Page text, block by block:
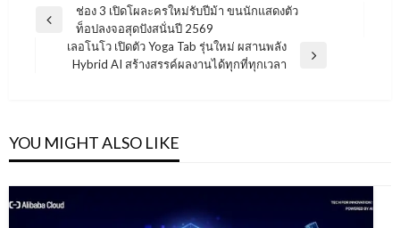
แนะแนว
Previous
ช่อง 3 เปิดโผละครใหม่รับปีม้า ขนนักแสดงตัว
ท็อปลงจอสุดปังสนั่นปี 2569
Next
เลอโนโว เปิดตัว Yoga Tab รุ่นใหม่ ผสานพลัง
Hybrid AI สร้างสรรค์ผลงานได้ทุกที่ทุกเวลา
YOU MIGHT ALSO LIKE